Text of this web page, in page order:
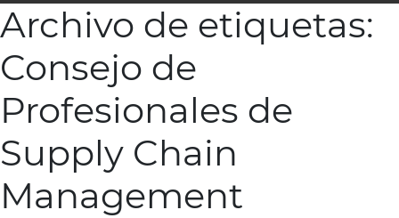
Archivo de etiquetas:
Consejo de
Profesionales de
Supply Chain
Management